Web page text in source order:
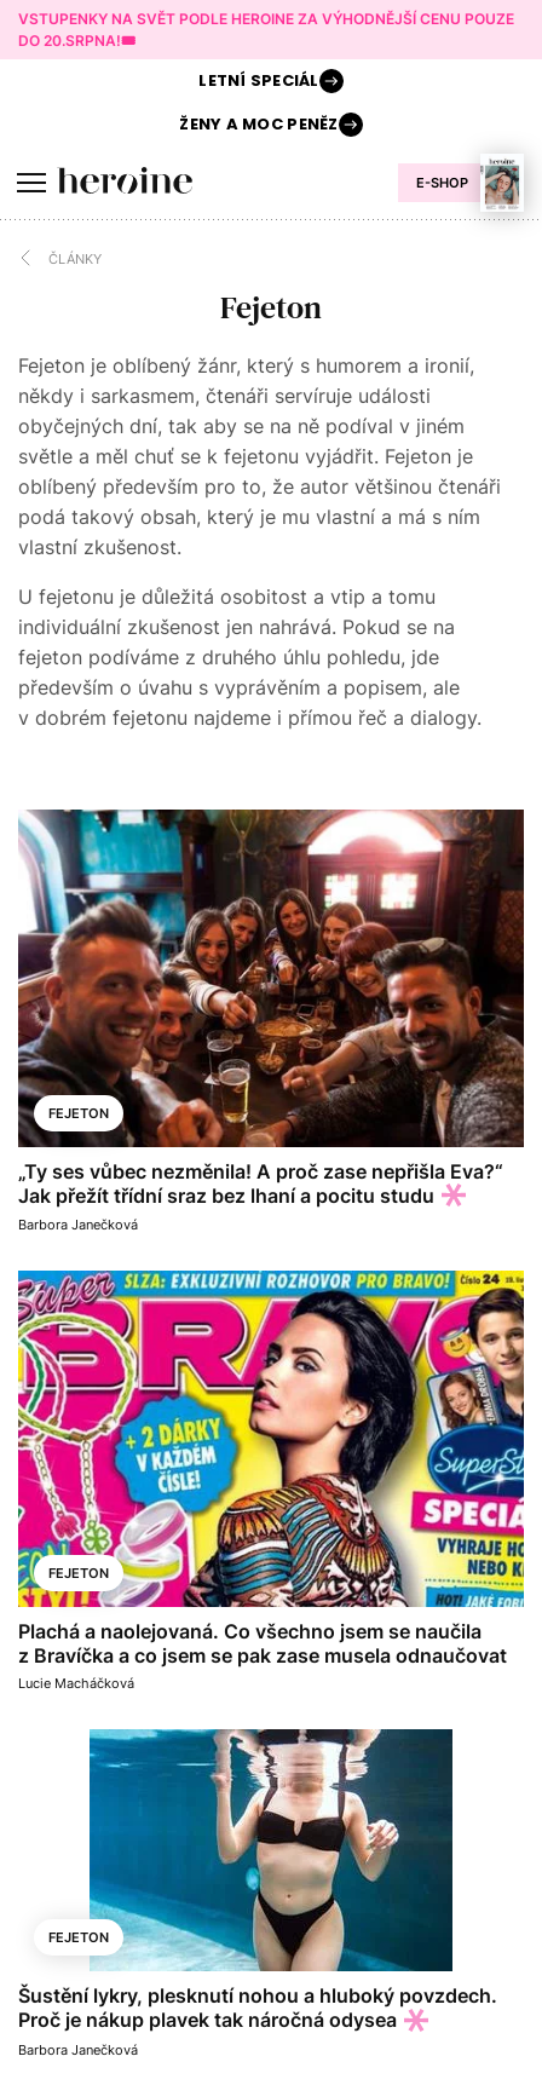
VSTUPENKY NA SVĚT PODLE HEROINE ZA VÝHODNĚJŠÍ CENU POUZE
DO 20.SRPNA!🎟️
E-SHOP
LETNÍ SPECIÁL
ŽENY AMOC PENĚZ
ČLÁNKY
Fejeton
Fejeton je oblíbený žánr, který s humorem a ironií,
někdy i sarkasmem, čtenáři servíruje události
obyčejných dní, tak aby se na ně podíval v jiném
světle a měl chuť se k fejetonu vyjádřit. Fejeton je
oblíbený především pro to, že autor většinou čtenáři
podá takový obsah, který je mu vlastní a má s ním
vlastní zkušenost.
U fejetonu je důležitá osobitost a vtip a tomu
individuální zkušenost jen nahrává. Pokud se na
fejeton podíváme z druhého úhlu pohledu, jde
především o úvahu s vyprávěním a popisem, ale
v dobrém fejetonu najdeme i přímou řeč a dialogy.
FEJETON
„Ty ses vůbec nezměnila! A proč zase nepřišla Eva?“
Jak přežít třídní sraz bez lhaní a pocitu studu
Barbora Janečková
FEJETON
Plachá a naolejovaná. Co všechno jsem se naučila
z Bravíčka a co jsem se pak zase musela odnaučovat
Lucie Macháčková
FEJETON
Šustění lykry, plesknutí nohou a hluboký povzdech.
Proč je nákup plavek tak náročná odysea
Barbora Janečková